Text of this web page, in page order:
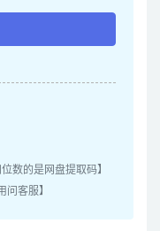
数的是网盘提取码】
问客服】